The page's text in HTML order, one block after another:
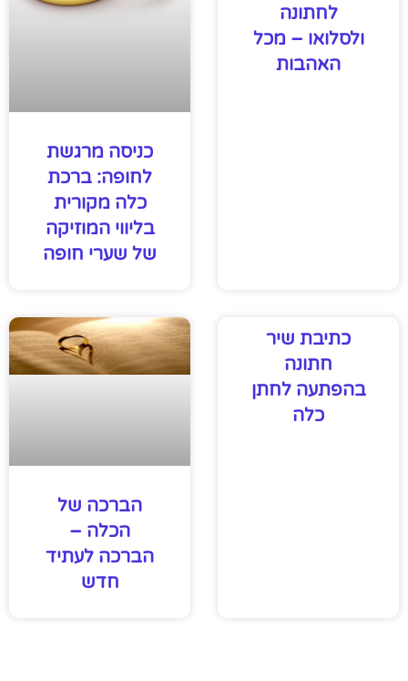
לחתונה
ולסלואו – מכל
האהבות
כניסה מרגשת
לחופה: ברכת
כלה מקורית
בליווי המוזיקה
של שערי חופה
כתיבת שיר
חתונה
בהפתעה לחתן
כלה
הברכה של
הכלה –
הברכה לעתיד
חדש